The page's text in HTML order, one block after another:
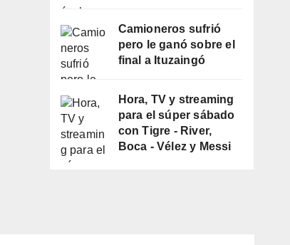
Camioneros sufrió
pero le ganó sobre el
final a Ituzaingó
Hora, TV y streaming
para el súper sábado
con Tigre - River,
Boca - Vélez y Messi